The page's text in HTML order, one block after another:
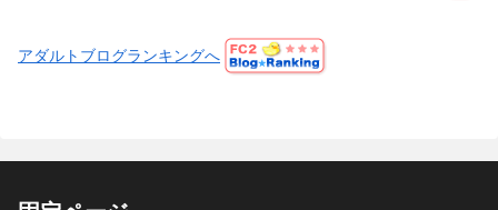
アダルトブログランキングへ